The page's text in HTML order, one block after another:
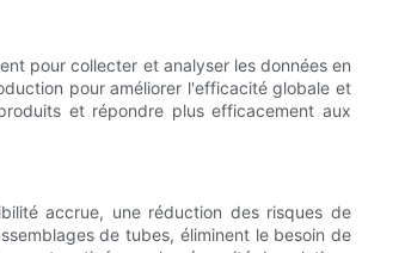
pour collecter et analyser les données en
pour améliorer l'efficacité globale et
et répondre plus efficacement aux
accrue, une réduction des risques de
de tubes, éliminent le besoin de